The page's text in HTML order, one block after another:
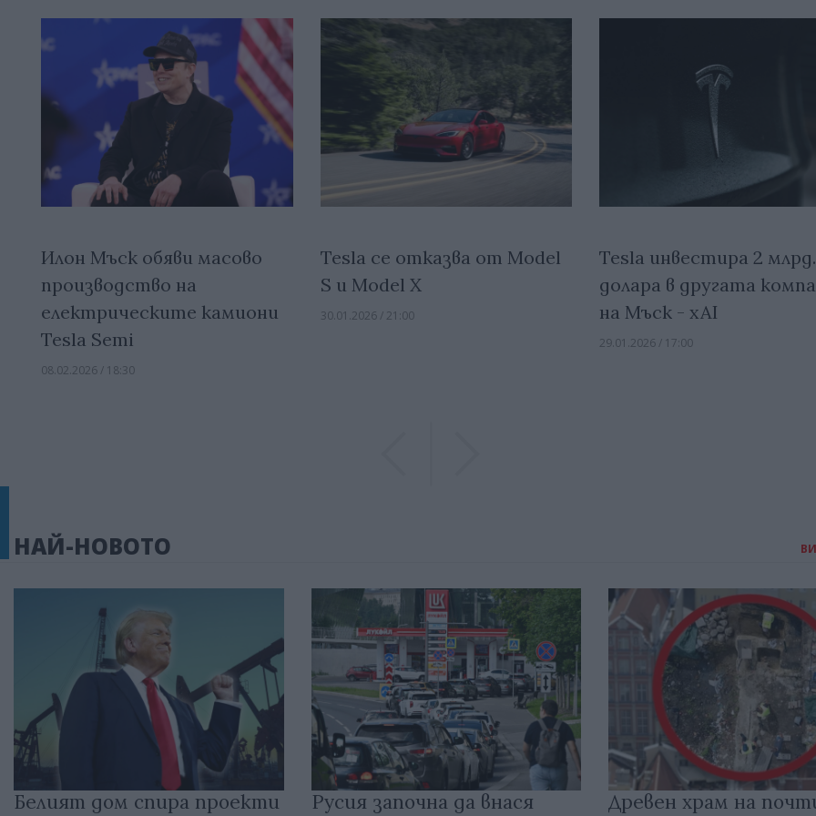
Илон Мъск обяви масово
производство на
електрическите камиони
Tesla Semi
08.02.2026 / 18:30
Tesla се отказва от Model
S и Model X
30.01.2026 / 21:00
Tesla инвестира 2 млрд.
долара в другата
на Мъск - xAI
29.01.2026 / 17:00
НАЙ-НОВОТО
Белият дом спира проекти
Русия започна да внася
Древен храм на